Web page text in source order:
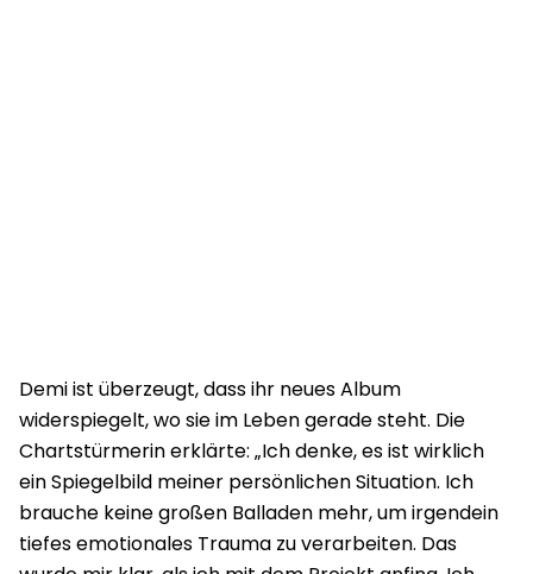
Demi ist überzeugt, dass ihr neues Album
widerspiegelt, wo sie im Leben gerade steht. Die
Chartstürmerin erklärte: „Ich denke, es ist wirklich
ein Spiegelbild meiner persönlichen Situation. Ich
brauche keine großen Balladen mehr, um irgendein
tiefes emotionales Trauma zu verarbeiten. Das